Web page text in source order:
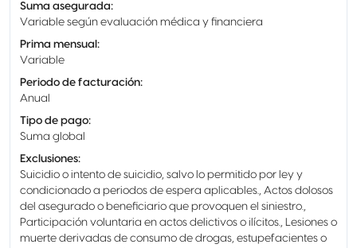
Suma asegurada:
Variable según evaluación médica y financiera
Prima mensual :
Variable
Periodo de facturación:
Anual
Tipo de pago:
Suma global
Exclusiones:
Suicidio o intento de suicidio, salvo lo permitido por ley y
condicionado a periodos de espera aplicables., Actos dolosos
del asegurado o beneficiario que provoquen el siniestro.,
Participación voluntaria en actos delictivos o ilícitos., Lesiones o
muerte derivadas de consumo de drogas, estupefacientes o